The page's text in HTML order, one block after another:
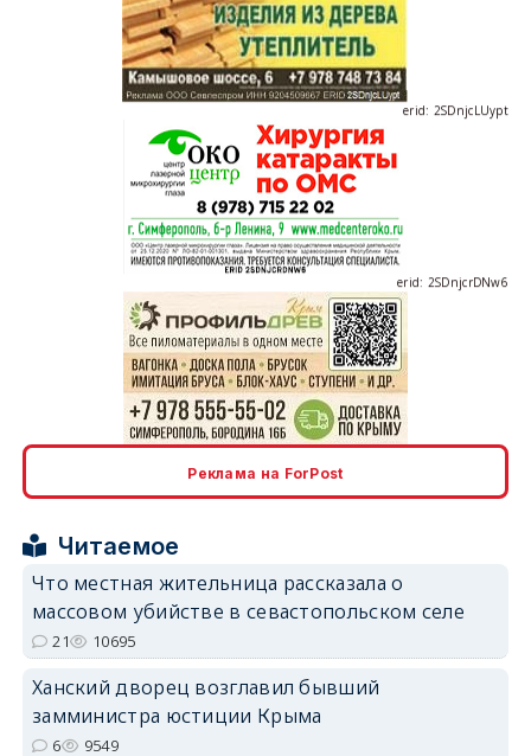
erid: 2SDnjcLUypt
erid: 2SDnjcrDNw6
erid: 2SDnjdPjgYS
erid: 2SDnjdvhGXG
Реклама на ForPost
Читаемое
Что местная жительница рассказала о
массовом убийстве в севастопольском селе
21 10695
Ханский дворец возглавил бывший
замминистра юстиции Крыма
6 9549